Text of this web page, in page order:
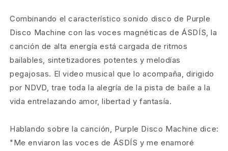
Combinando el característico sonido disco de Purple
Disco Machine con las voces magnéticas de ÁSDÍS, la
canción de alta energía está cargada de ritmos
bailables, sintetizadores potentes y melodías
pegajosas. El video musical que lo acompaña, dirigido
por NDVD, trae toda la alegría de la pista de baile a la
vida entrelazando amor, libertad y fantasía.
Hablando sobre la canción, Purple Disco Machine dice:
"Me enviaron las voces de ÁSDÍS y me enamoré